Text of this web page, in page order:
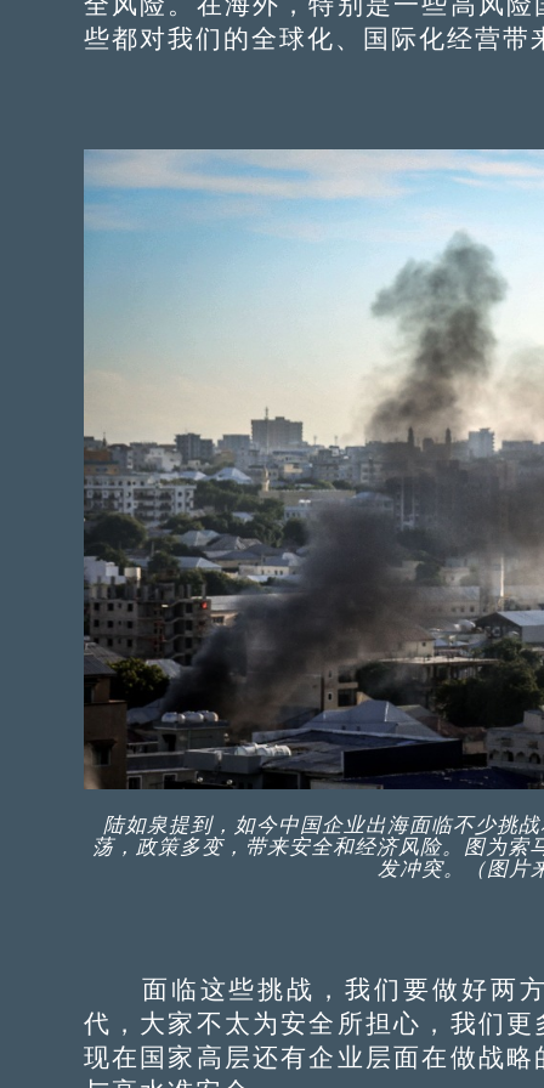
些都对我们的全球化、国际化经营带
陆如泉提到，如今中国企业出海面临不少挑
荡，政策多变，带来安全和经济风险。图为
发冲突。（图片
面临这些挑战，我们要做好两方
代，大家不太为安全所担心，我们
现在国家高层还有企业层面在做战